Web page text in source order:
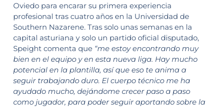
Oviedo para encarar su primera experiencia
profesional tras cuatro años en la Universidad de
Southern Nazarene. Tras solo unas semanas en la
capital asturiana y solo un partido oficial disputado,
Speight comenta que “me estoy encontrando muy
bien en el equipo y en esta nueva liga. Hay mucho
potencial en la plantilla, así que eso te anima a
seguir trabajando duro. El cuerpo técnico me ha
ayudado mucho, dejándome crecer paso a paso
como jugador, para poder seguir aportando sobre la